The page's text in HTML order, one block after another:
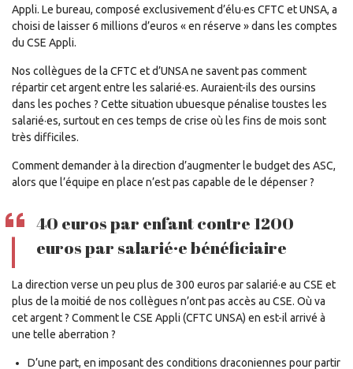
FacebookLinkedInTwitterWhatsApp
Email
Appli. Le bureau, composé exclusivement d’élu·es CFTC et UNSA, a
choisi de laisser 6 millions d’euros « en réserve » dans les comptes
du CSE Appli.
Nos collègues de la CFTC et d’UNSA ne savent pas comment
répartir cet argent entre les salarié·es. Auraient-ils des oursins
dans les poches ? Cette situation ubuesque pénalise toustes les
salarié·es, surtout en ces temps de crise où les fins de mois sont
très difficiles.
Comment demander à la direction d’augmenter le budget des ASC,
alors que l’équipe en place n’est pas capable de le dépenser ?
40 euros par enfant contre 1200
euros par salarié·e bénéficiaire
La direction verse un peu plus de 300 euros par salarié·e au CSE et
plus de la moitié de nos collègues n’ont pas accès au CSE. Où va
cet argent ? Comment le CSE Appli (CFTC UNSA) en est-il arrivé à
une telle aberration ?
D’une part, en imposant des conditions draconiennes pour partir